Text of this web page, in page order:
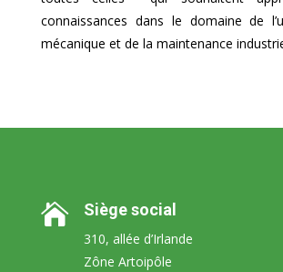
connaissances dans le domaine de
mécanique et de la maintenance
 Siège social
310, allée d’Irlande
Zône Artoipôle